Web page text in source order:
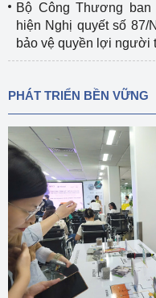
Bộ Công Thương
hiện Nghị quyết số 87/
bảo vệ quyền lợi người
PHÁT TRIỂN BỀN VỮNG